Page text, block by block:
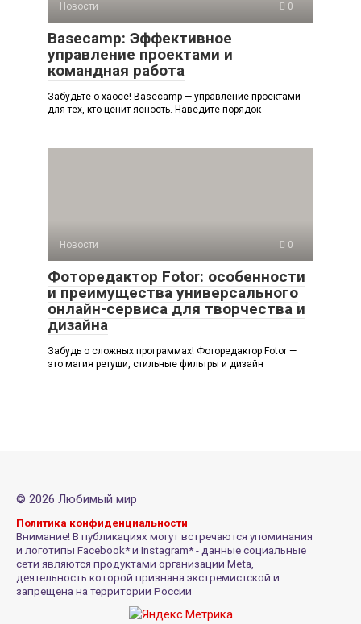
Новости 0
Basecamp: Эффективное
управление проектами и
командная работа
Забудьте о хаосе! Basecamp — управление проектами
для тех, кто ценит ясность. Наведите порядок
Новости 0
Фоторедактор Fotor: особенности
и преимущества универсального
онлайн-сервиса для творчества и
дизайна
Забудь о сложных программах! Фоторедактор Fotor —
это магия ретуши, стильные фильтры и дизайн
© 2026 Любимый мир
Политика конфиденциальности
Внимание! В публикациях могут встречаются упоминания
и логотипы Facebook* и Instagram* - данные социальные
сети являются продуктами организации Meta,
деятельность которой признана экстремистской и
запрещена на территории России